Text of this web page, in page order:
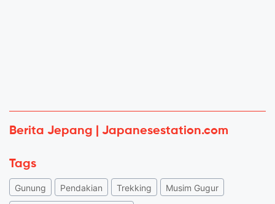
Berita Jepang | Japanesestation.com
Tags
Gunung Pendakian Trekking Musim Gugur